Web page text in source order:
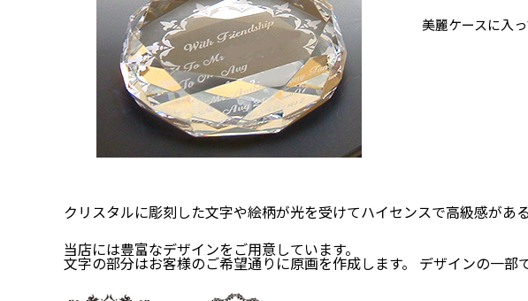
美麗ケースに入
クリスタルに彫刻した文字や絵柄が光を受けてハイセンスで高級感があ
当店には豊富なデザインをご用意しています。
文字の部分はお客様のご希望通りに原画を作成します。 デザインの一部で